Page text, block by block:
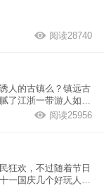
阅读28740
人的古镇么？镇远古
了江浙一带游人如织
阅读25956
狂欢，不过随着节日
一国庆几个好玩人又